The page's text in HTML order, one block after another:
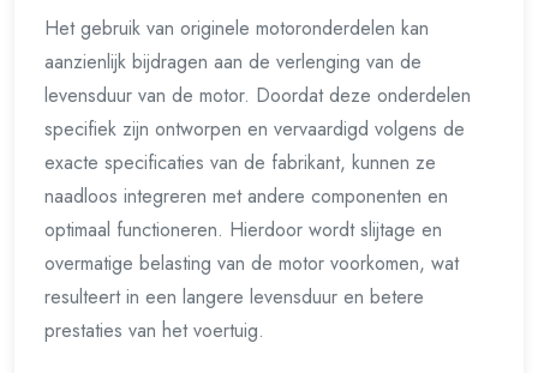
Het gebruik van originele motoronderdelen kan
aanzienlijk bijdragen aan de verlenging van de
levensduur van de motor. Doordat deze onderdelen
specifiek zijn ontworpen en vervaardigd volgens de
exacte specificaties van de fabrikant, kunnen ze
naadloos integreren met andere componenten en
optimaal functioneren. Hierdoor wordt slijtage en
overmatige belasting van de motor voorkomen, wat
resulteert in een langere levensduur en betere
prestaties van het voertuig.